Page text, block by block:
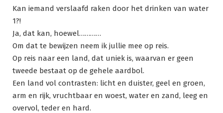
Kan iemand verslaafd raken door het drinken van water
1?!
Ja, dat kan, hoewel…………
Om dat te bewijzen neem ik jullie mee op reis.
Op reis naar een land, dat uniek is, waarvan er geen
tweede bestaat op de gehele aardbol.
Een land vol contrasten: licht en duister, geel en groen,
arm en rijk, vruchtbaar en woest, water en zand, leeg en
overvol, teder en hard.